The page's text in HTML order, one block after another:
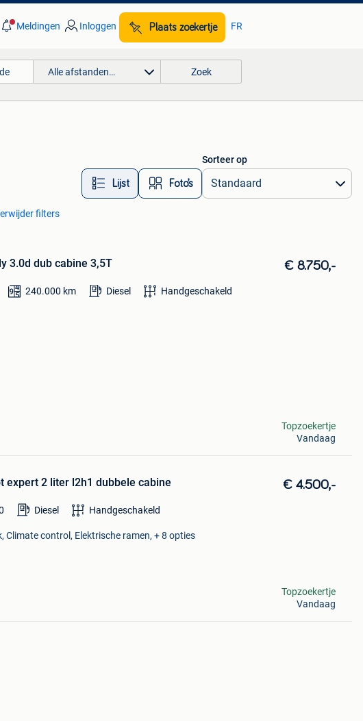
Meldingen Inloggen Plaats zoekertje FR
Alle afstanden… Zoek
Lijst Foto’s
Sorteer op
filters
3.0d dub cabine 3,5T € 8.750,-
240.000 km Diesel Handgeschakeld
Topzoekertje
Vandaag
expert 2 liter l2h1 dubbele cabine € 4.500,-
Diesel Handgeschakeld
Climate control, Elektrische ramen, + 8 opties
Topzoekertje
Vandaag